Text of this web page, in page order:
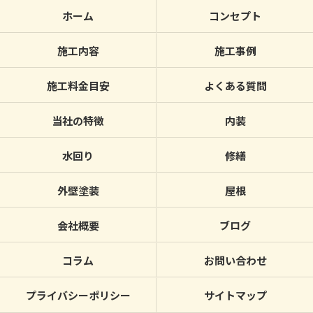
ホーム コンセプト
施工内容 施工事例
施工料金目安 よくある質問
当社の特徴 内装
水回り 修繕
外壁塗装 屋根
会社概要 ブログ
コラム お問い合わせ
プライバシーポリシー サイトマップ